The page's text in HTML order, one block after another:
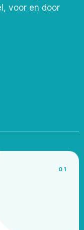
voor en door
01